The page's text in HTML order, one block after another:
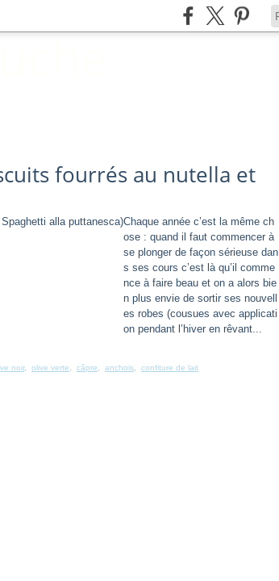
fourrés au nutella et
Chaque année c’est la même ch
ose : quand il faut commencer à
se plonger de façon sérieuse dan
s ses cours c’est là qu’il comme
nce à faire beau et on a alors bie
n plus envie de sortir ses nouvell
es robes (cousues avec applicati
on pendant l’hiver en rêvant...
noir, olive verte câpre anchois confiture de lait